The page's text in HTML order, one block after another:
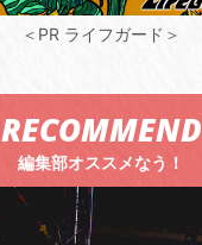
＜PR ライフガード＞
RECOMMEND
編集部オススメなう！